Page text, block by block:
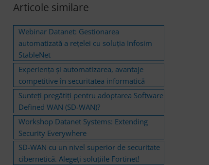
Articole similare
Webinar Datanet: Gestionarea
automatizată a rețelei cu soluția Infosim
StableNet
Experiența și automatizarea, avantaje
competitive în securitatea informatică
Sunteți pregătiți pentru adoptarea Software
Defined WAN (SD-WAN)?
Workshop Datanet Systems: Extending
Security Everywhere
SD-WAN cu un nivel superior de securitate
cibernetică. Alegeţi soluțiile Fortinet!